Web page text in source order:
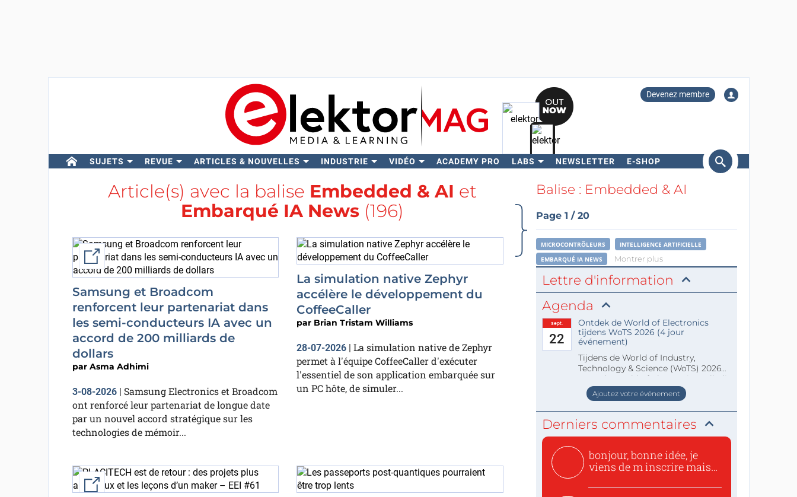
Devenez membre
SUJETS REVUE ARTICLES & NOUVELLES INDUSTRIE VIDÉO ACADEMY PRO LABS NEWSLETTER E-SHOP
Rechercher
Article(s) avec la balise Embedded & AI et
Embarqué IA News(196)
External link
Samsung et Broadcom
renforcent leur partenariat dans
les semi-conducteurs IA avec un
accord de 200 milliards de
dollars
par Asma Adhimi
3-08-2026| Samsung Electronics et Broadcom
ont renforcé leur partenariat de longue date
par un nouvel accord stratégique sur les
technologies de mémoir...
La simulation native Zephyr
accélère le développement du
CoffeeCaller
par Brian Tristam Williams
28-07-2026 | La simulation native de Zephyr
permet à l'équipe CoffeeCaller d'exécuter
l'essentiel de son application embarquée sur
un PC hôte, de simuler...
External link
Balise : Embedded & AI
Page 1 / 20
MICROCONTRÔLEURS
INTELLIGENCE ARTIFICIELLE
EMBARQUÉ IA NEWS
Montrer plus
Lettre d'information
Agenda
sept.
22
Ontdek de World of Electronics
tijdens WoTS 2026 (4 jour
événement)
Tijdens de World of Industry,
Technology & Science (WoTS) 2026
staat de World of Electronics volledi
Ajoutez votre événement
Derniers commentaires
bonjour, bonne idée, je
viens de m inscrire mais